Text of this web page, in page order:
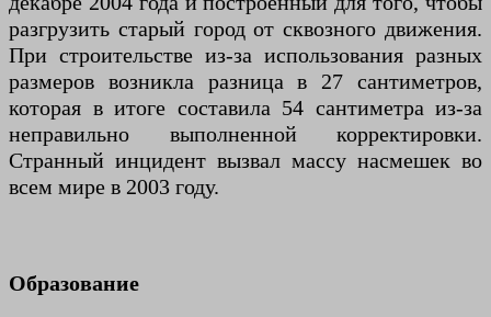
разгрузить старый город от сквозного движения.
При строительстве из-за использования разных
размеров возникла разница в 27 сантиметров,
которая в итоге составила 54 сантиметра из-за
неправильно выполненной корректировки.
Странный инцидент вызвал массу насмешек во
всем мире в 2003 году.
Образование